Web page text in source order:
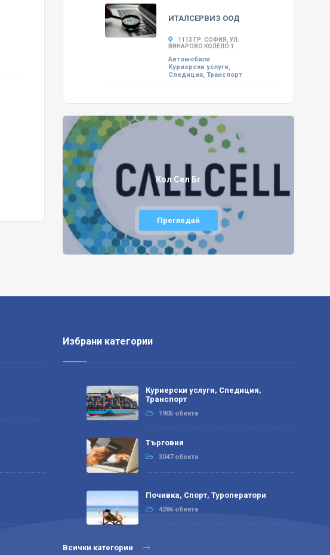
ИТАЛСЕРВИЗ ООД
1113 ГР. СОФИЯ, УЛ.
ВИНАРОВО КОЛЕЛО 1
Автомобили
Куриерски услуги,
Спедиция, Транспорт
Кол Сел Бг
Прегледай
Избрани категории
Куриерски услуги, Спедиция,
Транспорт
1905 обекта
Търговия
3047 обекта
Почивка, Спорт, Туроператори
4286 обекта
Всички категории